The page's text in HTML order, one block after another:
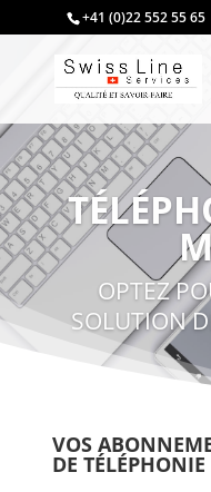
+41 (0)22 552 55 65
OPTEZ
SOLUTION
VOS
DE